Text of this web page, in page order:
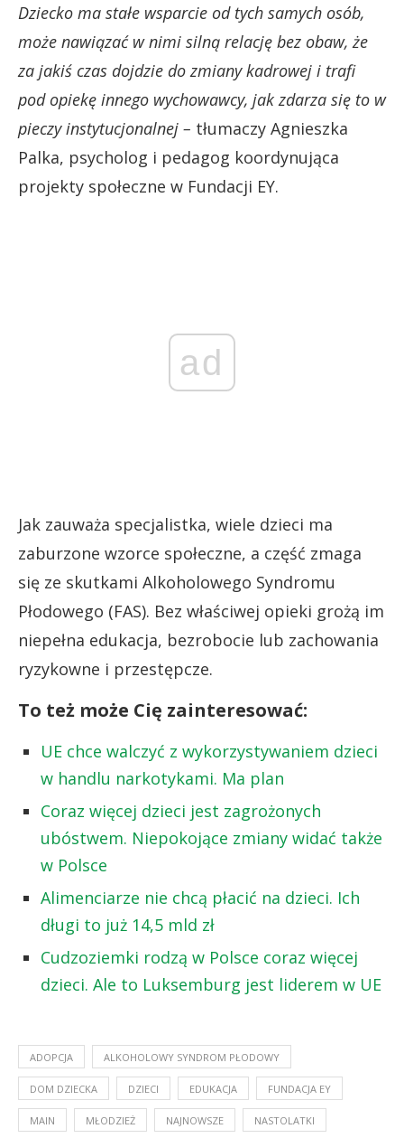
Dziecko ma stałe wsparcie od tych samych osób,
może nawiązać w nimi silną relację bez obaw, że
za jakiś czas dojdzie do zmiany kadrowej i trafi
pod opiekę innego wychowawcy, jak zdarza się to w
pieczy instytucjonalnej – tłumaczy Agnieszka
Palka, psycholog i pedagog koordynująca
projekty społeczne w Fundacji EY.
ad
Jak zauważa specjalistka, wiele dzieci ma
zaburzone wzorce społeczne, a część zmaga
się ze skutkami Alkoholowego Syndromu
Płodowego (FAS). Bez właściwej opieki grożą im
niepełna edukacja, bezrobocie lub zachowania
ryzykowne i przestępcze.
To też może Cię zainteresować:
UE chce walczyć z wykorzystywaniem dzieci
w handlu narkotykami. Ma plan
Coraz więcej dzieci jest zagrożonych
ubóstwem. Niepokojące zmiany widać także
w Polsce
Alimenciarze nie chcą płacić na dzieci. Ich
długi to już 14,5 mld zł
Cudzoziemki rodzą w Polsce coraz więcej
dzieci. Ale to Luksemburg jest liderem w UE
ADOPCJA ALKOHOLOWY SYNDROM PŁODOWY
DOM DZIECKA DZIECI EDUKACJA FUNDACJA EY
MAIN MŁODZIEŻ NAJNOWSZE NASTOLATKI